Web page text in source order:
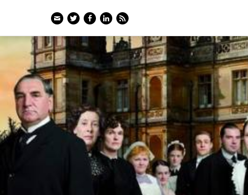
EmailTwitterFacebook
LinkedIn
Feed